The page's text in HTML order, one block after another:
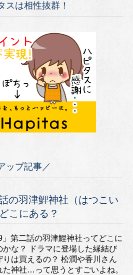
スは相性抜群！
ップ記事／
の羽津鯉神社（はつこい
こにある？
」第二話の羽津鯉神社ってどこに
かな？ ドラマに登場した縁結び
りは買えるの？ 松潤や香川さん
た神社…って思うとすごいよね。